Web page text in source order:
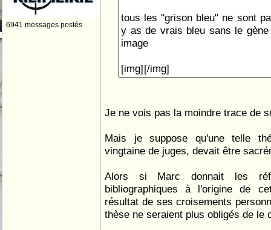
6941 messages postés
tous les "grison bleu" ne sont
y as de vrais bleu sans le
image
[img][/img]
Je ne vois pas la moindre trace de
Mais je suppose qu'une telle
vingtaine de juges, devait être
Alors si Marc donnait les
bibliographiques à l'origine de
résultat de ses croisements
thèse ne seraient plus obligés de